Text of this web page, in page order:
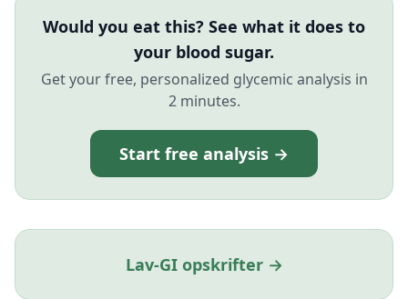
Would you eat this? See what it does to
your blood sugar.
Get your free, personalized glycemic analysis in
2 minutes.
Start free analysis →
Lav-GI opskrifter →